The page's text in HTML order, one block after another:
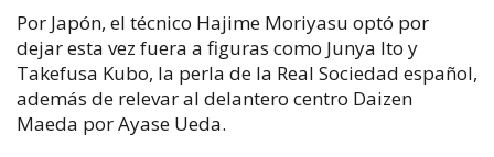
Por Japón, el técnico Hajime Moriyasu optó por
dejar esta vez fuera a figuras como Junya Ito y
Takefusa Kubo, la perla de la Real Sociedad español,
además de relevar al delantero centro Daizen
Maeda por Ayase Ueda.